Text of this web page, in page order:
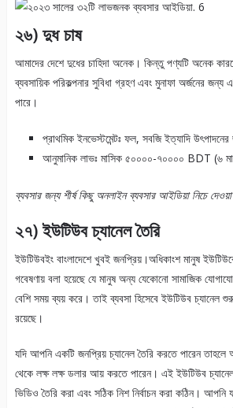
২৬) দুধ চাষ
আমাদের দেশে দুধের চাহিদা অনেক। কিন্তু পণ্যটি অনেক
ব্যবসায়িক পরিকল্পনার সুবিধা গ্রহণ এবং মুনাফা অর্জনের
পারে।
প্রাথমিক ইনভেস্টমেন্টঃ ফল, সবজি ইত্যাদি
আনুমানিক লাভঃ মাসিক ৫০০০০-৭০০০০ BDT (৬
ব্যবসার জন্য শীর্ষ কিছু অনলাইন ব্যবসার আইডিয়া নিচে
২৭) ইউটিউব চ্যানেল তৈরি
ইউটিউবইং বাংলাদেশে খুবই জনপ্রিয়।অধিকাংশ মানুষ
গবেষণায় বলা হয়েছে যে মানুষ অন্য যেকোনো সামাজিক
বেশি সময় ব্যয় করে। তাই ব্যবসা হিসেবে ইউটিউব চ্যানেল
রয়েছে।
যদি আপনি একটি জনপ্রিয় চ্যানেল তৈরি করতে পারেন
থেকে লক্ষ লক্ষ ডলার আয় করতে পারেন। এই ইউটিউব
ভিডিও তৈরি করা এবং সঠিক নিশ নির্বাচন করা কঠিন। আপনি